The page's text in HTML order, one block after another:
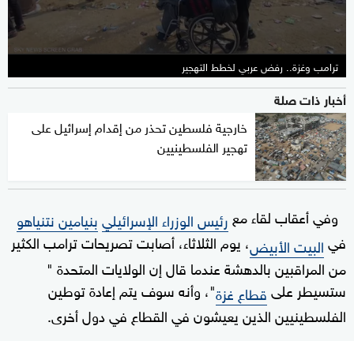
ترامب وغزة.. رفض عربي لخطط التهجير
أخبار ذات صلة
خارجية فلسطين تحذر من إقدام إسرائيل على
تهجير الفلسطينيين
وفي أعقاب لقاء مع رئيس الوزراء الإسرائيليبنيامين نتنياهو
فيالبيت الأبيض، يوم الثلاثاء، أصابت تصريحات ترامب الكثير
من المراقبين بالدهشة عندما قال إن الولايات المتحدة "
ستسيطر علىقطاع غزة"، وأنه سوف يتم إعادة توطين
الفلسطينيين الذين يعيشون في القطاع في دول أخرى.